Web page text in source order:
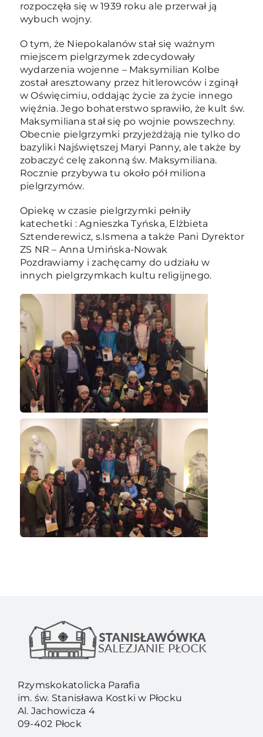
rozpoczęła się w 1939 roku ale przerwał ją
wybuch wojny.
O tym, że Niepokalanów stał się ważnym
miejscem pielgrzymek zdecydowały
wydarzenia wojenne – Maksymilian Kolbe
został aresztowany przez hitlerowców i zginął
w Oświęcimiu, oddając życie za życie innego
więźnia. Jego bohaterstwo sprawiło, że kult św.
Maksymiliana stał się po wojnie powszechny.
Obecnie pielgrzymki przyjeżdżają nie tylko do
bazyliki Najświętszej Maryi Panny, ale także by
zobaczyć celę zakonną św. Maksymiliana.
Rocznie przybywa tu około pół miliona
pielgrzymów.
Opiekę w czasie pielgrzymki pełniły
katechetki : Agnieszka Tyńska, Elżbieta
Sztenderewicz, s.Ismena a także Pani Dyrektor
ZS NR – Anna Umińska-Nowak
Pozdrawiamy i zachęcamy do udziału w
innych pielgrzymkach kultu religijnego.
Rzymskokatolicka Parafia
im. św. Stanisława Kostki w Płocku
Al. Jachowicza 4
09-402 Płock